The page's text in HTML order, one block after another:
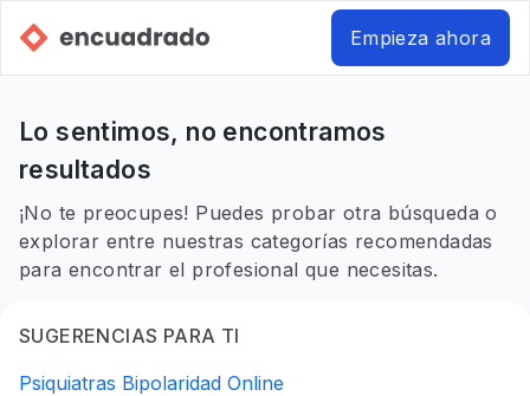
Empieza ahora
Lo sentimos, no encontramos
resultados
¡No te preocupes! Puedes probar otra búsqueda o
explorar entre nuestras categorías recomendadas
para encontrar el profesional que necesitas.
SUGERENCIAS PARA TI
Psiquiatras Bipolaridad Online